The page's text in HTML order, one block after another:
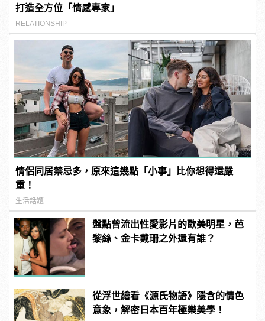
打造全方位「情感專家」
RELATIONSHIP
情侶同居禁忌多，原來這幾點「小事」比你想得還嚴
重！
生活話題
盤點曾流出性愛影片的歐美明星，芭
黎絲、金卡戴珊之外還有誰？
從浮世繪看《源氏物語》隱含的情色
意象，解密日本百年極樂美學！